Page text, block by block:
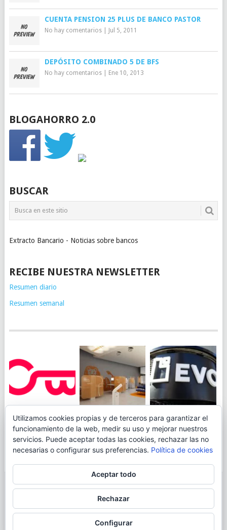
CUENTA PENSION 25 PLUS DE BANCO PASTOR
No hay comentarios| Jul 5, 2011
DEPÓSITO COMBINADO 5 DE BFS
No hay comentarios| Ene 10, 2013
BLOGAHORRO 2.0
BUSCAR
Extracto Bancario - Noticias sobre bancos
RECIBE NUESTRA NEWSLETTER
Resumen diario
Resumen semanal
JUEGA AL
CANICÓDROMO
DIGITAL DE
OPENBANK
ING TOCA SUELO EN
LA RENTABILIDAD
DE SU CUENTA
NARANJA: 0,01% TAE
EVO BANK
PERMITIRÁ
INGRESAR DINERO
DESDE LAS OFICINAS
© 2026BLOGAHORRO.
CONTACTA CON EL AUTOR
MAPA DE LA WEB
MÁS INFORMACIÓN SOBRE LAS COOKIES
Utilizamos cookies propias y de terceros para garantizar el
funcionamiento de la web, medir su uso y mejorar nuestros
servicios. Puede aceptar todas las cookies, rechazar las no
necesarias o configurar sus preferencias. Política de cookies
Aceptar todo
Rechazar
Configurar